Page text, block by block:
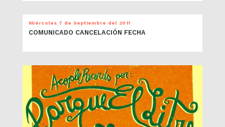
Miércoles 7 de Septiembre del 2011
COMUNICADO CANCELACIÓN FECHA